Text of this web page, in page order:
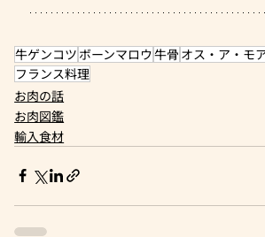
牛ゲンコツ ボーンマロウ牛骨 オス・ア・モ
フランス料理
お肉の話
お肉図鑑
輸入食材